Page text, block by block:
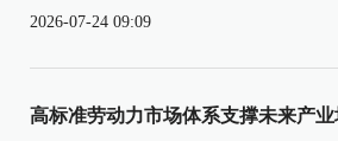
2026-07-24 09:09
高标准劳动力市场体系支撑未来产